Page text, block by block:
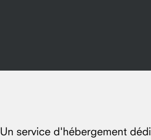
Un service d'hébergement